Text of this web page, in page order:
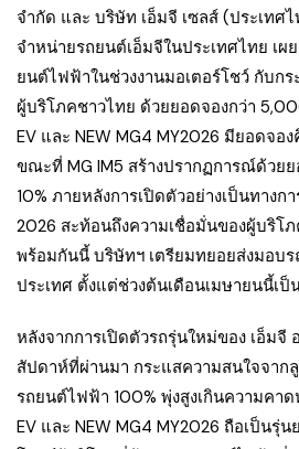
จำกัด และ บริษัท เอ็มจี เซลส์ (ประเทศ
จำหน่ายรถยนต์เอ็มจีในประเทศไทย เผ
ยนต์ไฟฟ้าในช่วงงานมอเตอร์โชว์ กับก
ผู้บริโภคชาวไทย ด้วยยอดจองกว่า
EV และ NEW MG4 MY2026 มียอดจอ
ขณะที่ MG IM5 สร้างปรากฏการณ์ด้วย
10% ภายหลังการเปิดตัวอย่างเป็นทางก
2026 สะท้อนถึงความเชื่อมั่นของผู้บริโ
พร้อมกันนี้ บริษัทฯ เตรียมทยอยส่งมอบ
ประเทศ ตั้งแต่ช่วงต้นเดือนเมษายนนี้เป็
หลังจากการเปิดตัวรถรุ่นใหม่ของ เอ็มจี
สัปดาห์ที่ผ่านมา กระแสความสนใจจาก
รถยนต์ไฟฟ้า 100% พุ่งสูงเกินความคาด
EV และ NEW MG4 MY2026 ถือเป็นรุ่